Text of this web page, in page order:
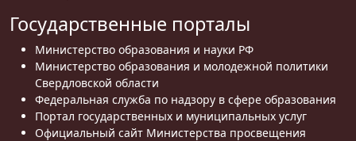
Государственные порталы
Министерство образования и науки РФ
Министерство образования и молодежной политики
Свердловской области
Федеральная служба по надзору в сфере образования
Портал государственных и муниципальных услуг
Официальный сайт Министерства просвещения